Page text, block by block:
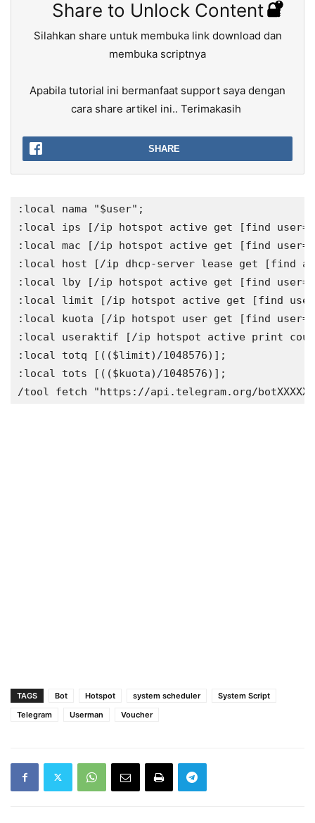
Share to Unlock Content
Silahkan share untuk membuka link download dan
membuka scriptnya
Apabila tutorial ini bermanfaat support saya dengan
cara share artikel ini.. Terimakasih
SHARE
:local nama "$user";
:local ips [/ip hotspot active get [find
:local mac [/ip hotspot active get [find
:local host [/ip dhcp-server lease get [find
:local lby [/ip hotspot active get [find
:local limit [/ip hotspot active get [find
:local kuota [/ip hotspot user get [find
:local useraktif [/ip hotspot active print
:local totq [(($limit)/1048576)];
:local tots [(($kuota)/1048576)];
TAGS Bot Hotspot system scheduler
System Script
Telegram
Userman Voucher